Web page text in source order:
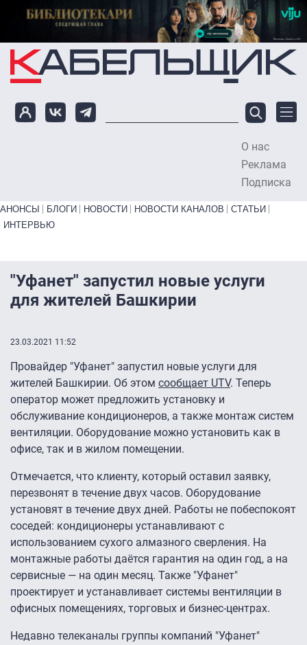
Перейти к основному содержанию
О нас
Реклама
Подписка
Primary links bottom
АНОНСЫ БЛОГИ НОВОСТИ НОВОСТИ КАНАЛОВ
СТАТЬИ
ИНТЕРВЬЮ
"Уфанет" запустил новые услуги
для жителей Башкирии
23.03.2021 11:52
Провайдер "Уфанет" запустил новые услуги для
жителей Башкирии. Об этом сообщает UTV. Теперь
оператор может предложить установку и
обслуживание кондиционеров, а также монтаж систем
вентиляции. Оборудование можно установить как в
офисе, так и в жилом помещении.
Отмечается, что клиенту, который оставил заявку,
перезвонят в течение двух часов. Оборудование
установят в течение двух дней. Работы не побеспокоят
соседей: кондиционеры устанавливают с
использованием сухого алмазного сверления. На
монтажные работы даётся гарантия на один год, а на
сервисные — на один месяц. Также "Уфанет"
проектирует и устанавливает системы вентиляции в
офисных помещениях, торговых и бизнес-центрах.
Недавно телеканалы группы компаний "Уфанет"